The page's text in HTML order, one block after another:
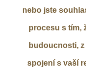
nebo jste
procesu s tím,
budoucnosti,
spojení s vaší